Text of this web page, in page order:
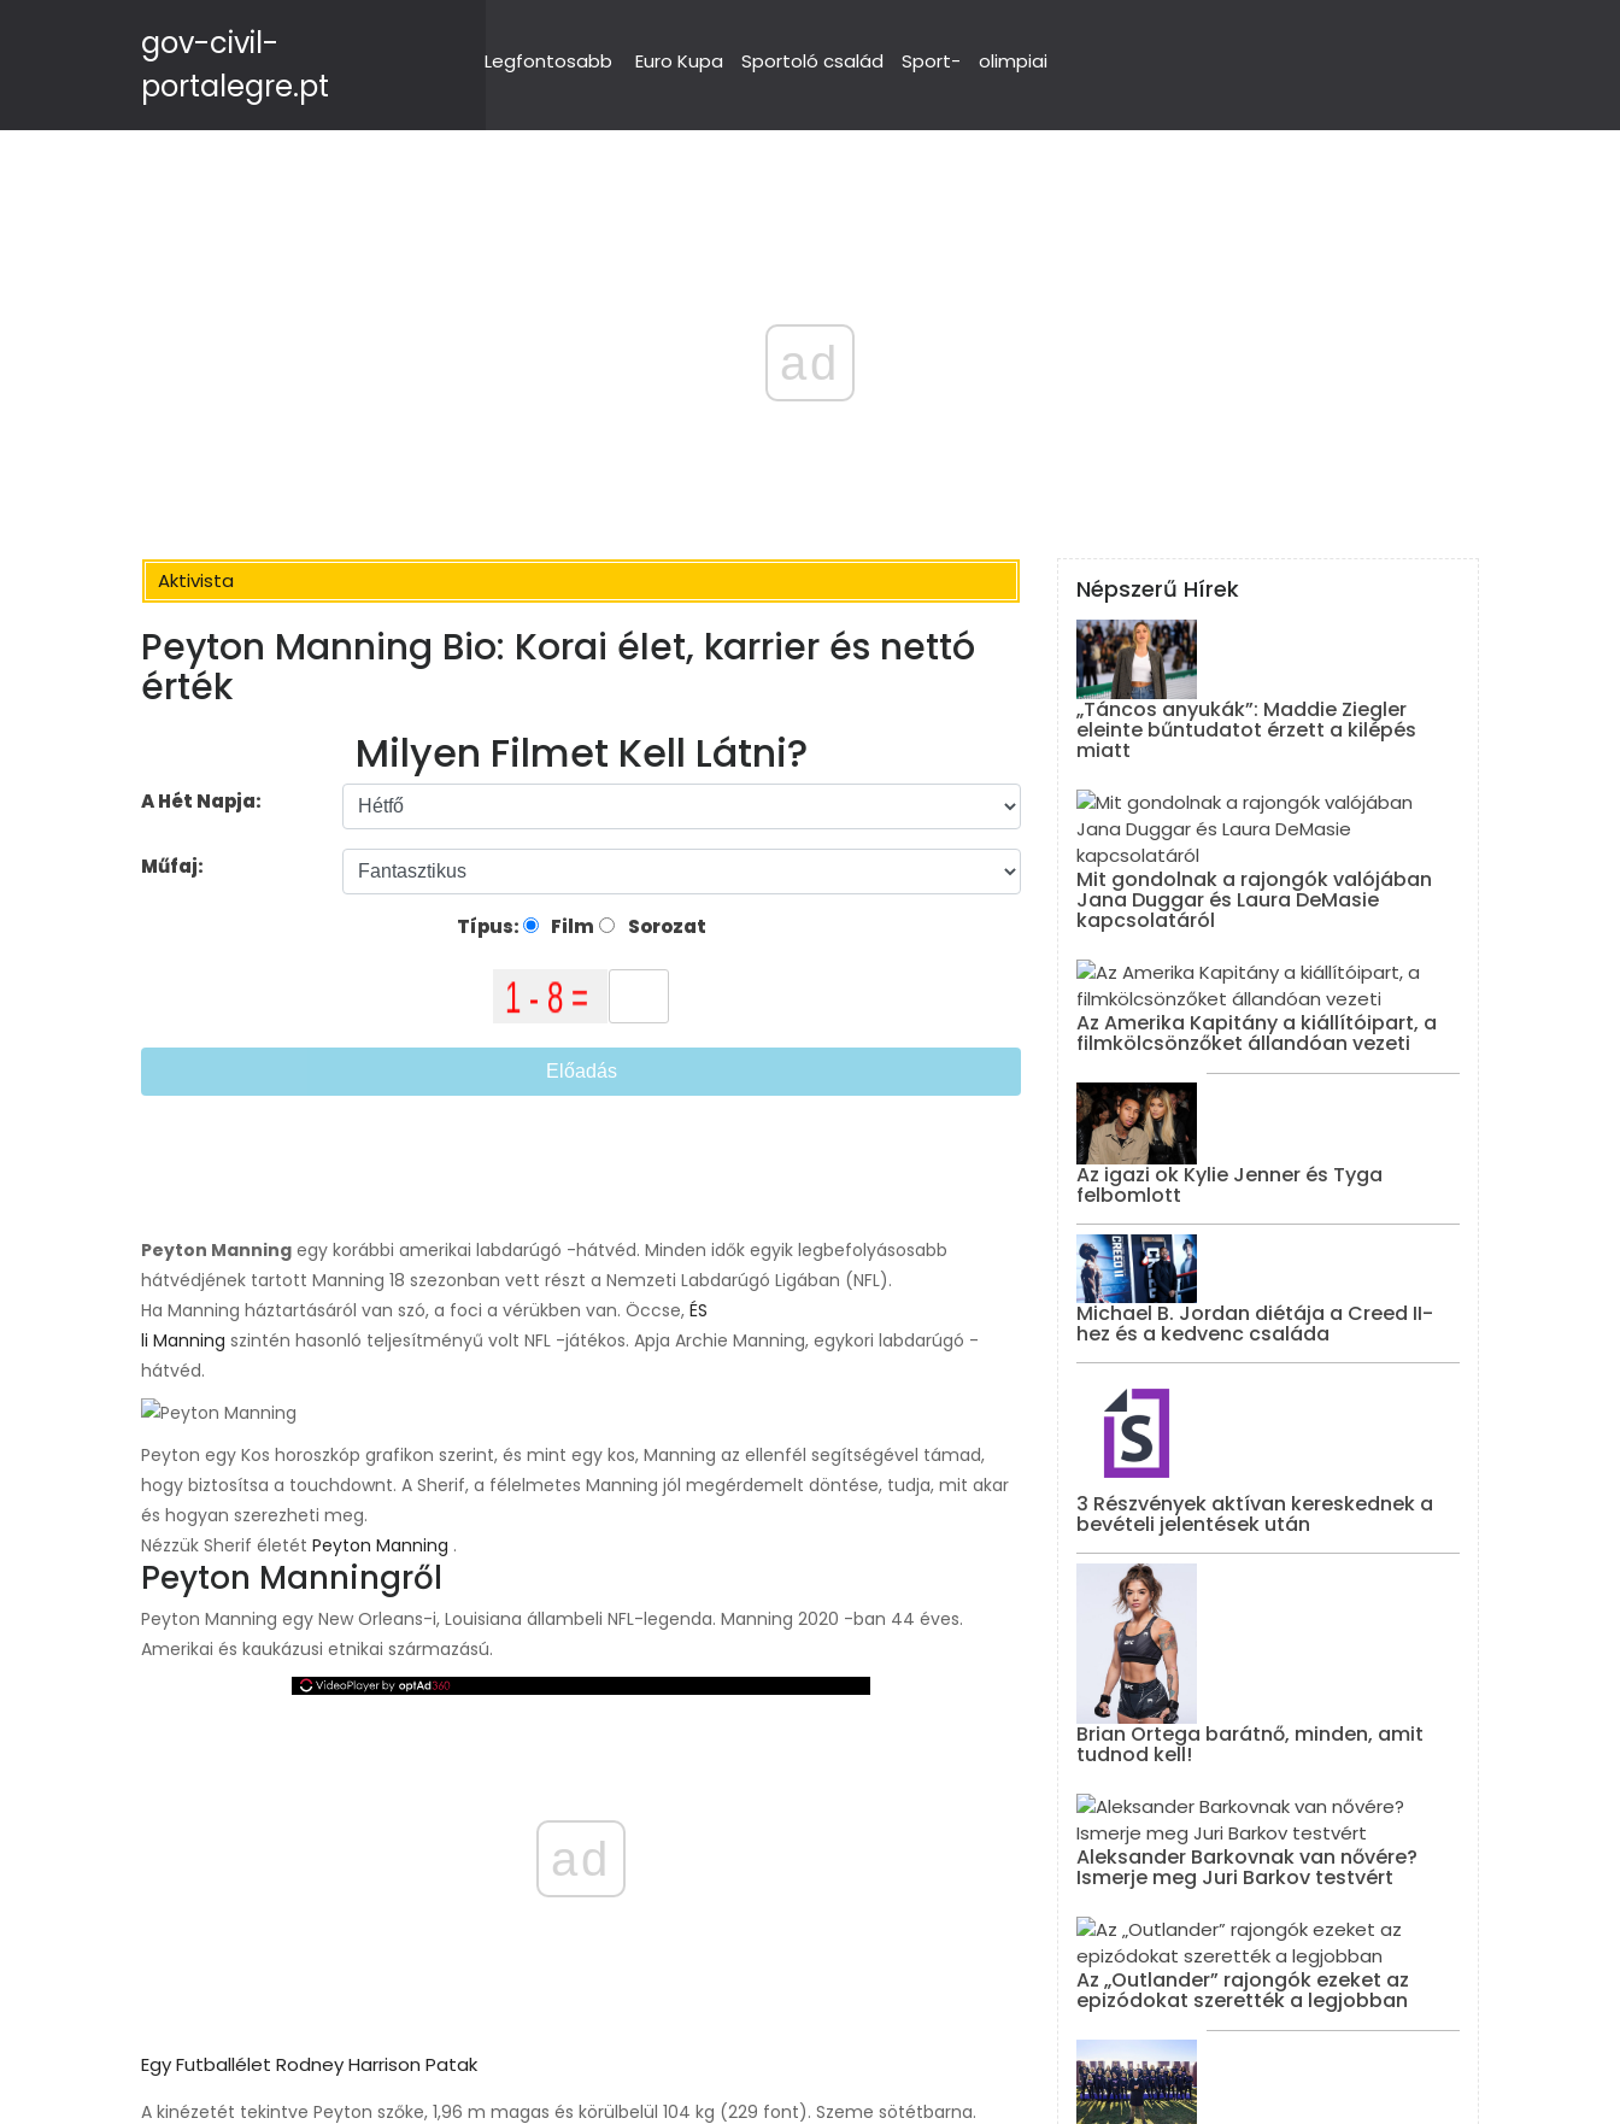
gov-civil-
portalegre.pt
Legfontosabb Euro Kupa Sportoló család Sport- olimpiai
ad
Aktivista
Peyton Manning Bio: Korai élet, karrier és nettó
érték
Milyen Filmet Kell Látni?
A Hét Napja:
Műfaj:
Típus: Film Sorozat
Előadás
Peyton Manning egy korábbi amerikai labdarúgó -hátvéd. Minden idők egyik legbefolyásosabb
hátvédjének tartott Manning 18 szezonban vett részt a Nemzeti Labdarúgó Ligában (NFL).
Ha Manning háztartásáról van szó, a foci a vérükben van. Öccse, ÉS
li Manning szintén hasonló teljesítményű volt NFL -játékos. Apja Archie Manning, egykori labdarúgó -
hátvéd.
Peyton egy Kos horoszkóp grafikon szerint, és mint egy kos, Manning az ellenfél segítségével támad,
hogy biztosítsa a touchdownt. A Sherif, a félelmetes Manning jól megérdemelt döntése, tudja, mit akar
és hogyan szerezheti meg.
Nézzük Sherif életét Peyton Manning .
Peyton Manningről
Peyton Manning egy New Orleans-i, Louisiana állambeli NFL-legenda. Manning 2020 -ban 44 éves.
Amerikai és kaukázusi etnikai származású.
ad
Egy Futballélet Rodney Harrison Patak
A kinézetét tekintve Peyton szőke, 1,96 m magas és körülbelül 104 kg (229 font). Szeme sötétbarna.
Népszerű Hírek
„Táncos anyukák”: Maddie Ziegler
eleinte bűntudatot érzett a kilépés
miatt
Mit gondolnak a rajongók valójában
Jana Duggar és Laura DeMasie
kapcsolatáról
Az Amerika Kapitány a kiállítóipart, a
filmkölcsönzőket állandóan vezeti
Az igazi ok Kylie Jenner és Tyga
felbomlott
Michael B. Jordan diétája a Creed II-
hez és a kedvenc családa
3 Részvények aktívan kereskednek a
bevételi jelentések után
Brian Ortega barátnő, minden, amit
tudnod kell!
Aleksander Barkovnak van nővére?
Ismerje meg Juri Barkov testvért
Az „Outlander” rajongók ezeket az
epizódokat szerették a legjobban